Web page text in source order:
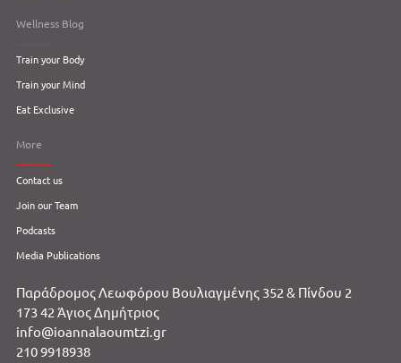
Wellness Blog
Train your Body
Train your Mind
Eat Exclusive
More
Contact us
Join our Team
Podcasts
Media Publications
Παράδρομος Λεωφόρου Βουλιαγμένης 352 & Πίνδου 2
173 42 Άγιος Δημήτριος
info@ioannalaoumtzi.gr
210 9918938